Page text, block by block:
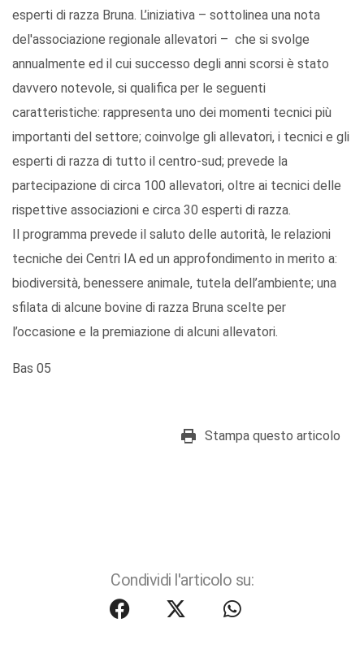
esperti di razza Bruna. L’iniziativa – sottolinea una nota
del'associazione regionale allevatori – che si svolge
annualmente ed il cui successo degli anni scorsi è stato
davvero notevole, si qualifica per le seguenti
caratteristiche: rappresenta uno dei momenti tecnici più
importanti del settore; coinvolge gli allevatori, i tecnici e gli
esperti di razza di tutto il centro-sud; prevede la
partecipazione di circa 100 allevatori, oltre ai tecnici delle
rispettive associazioni e circa 30 esperti di razza.
Il programma prevede il saluto delle autorità, le relazioni
tecniche dei Centri IA ed un approfondimento in merito a:
biodiversità, benessere animale, tutela dell’ambiente; una
sfilata di alcune bovine di razza Bruna scelte per
l’occasione e la premiazione di alcuni allevatori.
Bas 05
Stampa questo articolo
Condividi l'articolo su: